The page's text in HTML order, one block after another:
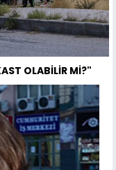
OLABİLİR Mİ?"